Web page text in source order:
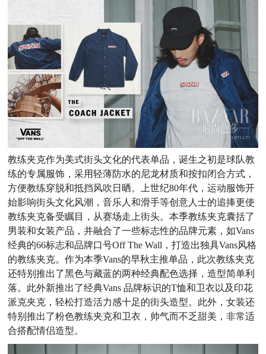
教练夹克作为美式街头文化的代表单品，诞生之初是球队教
练的专属服饰，采用轻薄防水的尼龙材质和按扣闭合方式，
方便教练穿脱和抵挡风吹日晒。上世纪80年代，运动服饰开
始影响街头文化风潮，音乐人和滑手等创意人士的追捧更使
教练夹克备受瞩目，从赛场走上街头。本季教练夹克囊括了
男装和女装产品，并融合了一些标志性的品牌元素，如Vans
经典的66标志和品牌口号Off The Wall，打造出独具Vans风格
的教练夹克。作为本季Vans的早秋主推单品，此次教练夹克
还特别推出了黑色与藏蓝的两种经典配色选择，造型简单利
落。此外新推出了经典Vans 品牌标识的T恤和卫衣以及印花
派克夹克，轻松打造活力感十足的街头造型。此外，女装还
特别推出了粉色教练夹克和卫衣，帅气而不乏甜美，非常适
合搭配情侣造型。